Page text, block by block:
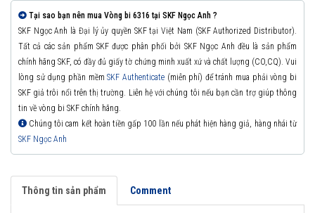
Tại sao bạn nên mua Vòng bi 6316 tại SKF Ngọc Anh ?
SKF Ngọc Anh là Đại lý ủy quyền SKF tại Việt Nam (SKF Authorized Distributor).
Tất cả các sản phẩm SKF được phân phối bởi SKF Ngọc Anh đều là sản phẩm
chính hãng SKF, có đầy đủ giấy tờ chứng minh xuất xứ và chất lượng (CO,CQ). Vui
lòng sử dụng phần mềmSKF Authenticate(miễn phí) để tránh mua phải vòng bi
SKF giả trôi nổi trên thị trường. Liên hệ với chúng tôi nếu bạn cần trợ giúp thông
tin về vòng bi SKF chính hãng.
Chúng tôi cam kết hoàn tiền gấp 100 lần nếu phát hiện hàng giả, hàng nhái từ
SKF Ngọc Anh
Thông tin sản phẩm Comment